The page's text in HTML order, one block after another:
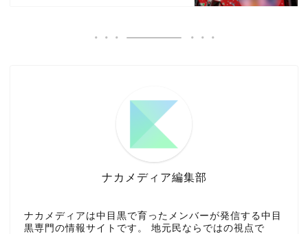
ナカメディア編集部
ナカメディアは中目黒で育ったメンバーが発信する中目
黒専門の情報サイトです。 地元民ならではの視点で